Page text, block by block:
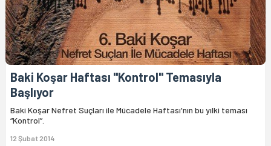
Baki Koşar Haftası "Kontrol" Temasıyla
Başlıyor
Baki Koşar Nefret Suçları ile Mücadele Haftası'nın bu yılki teması
“Kontrol”.
12 Şubat 2014